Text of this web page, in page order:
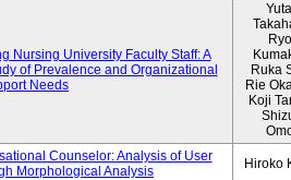
Nursing University Faculty Staff: A
of Prevalence and Organizational
Needs
Ruka
Rie
Koji
Counselor: Analysis of User
Morphological Analysis
Hiroko